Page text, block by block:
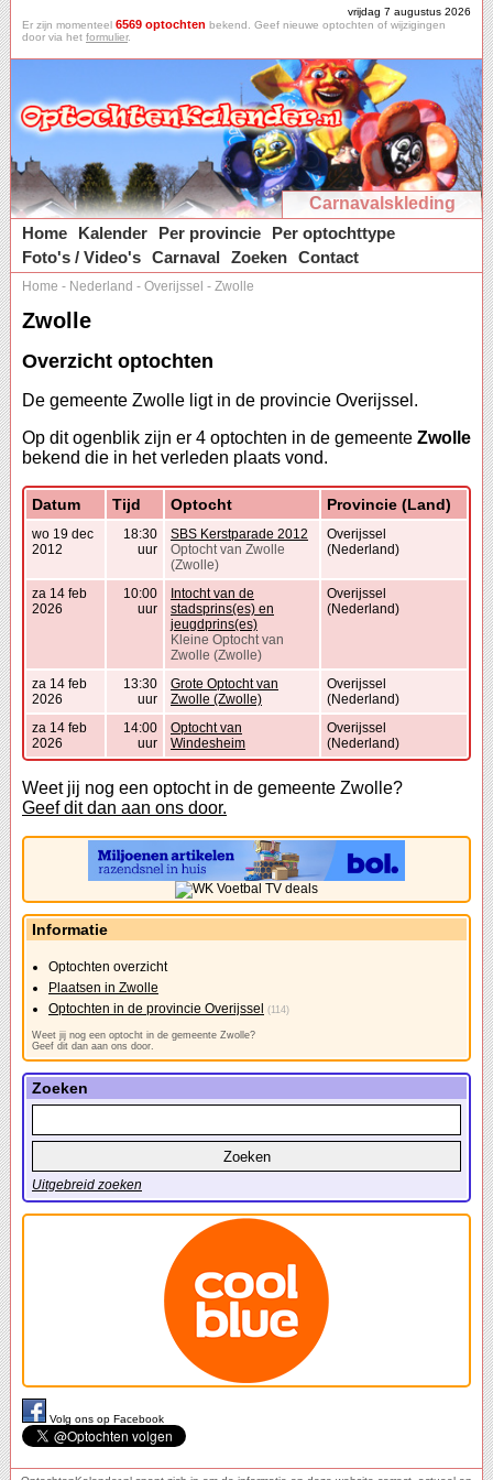
vrijdag 7 augustus 2026
Er zijn momenteel 6569 optochten bekend. Geef nieuwe optochten of wijzigingen
door via het formulier.
Carnavalskleding
Home
Kalender Per provincie
Per optochttype
Foto's / Video's Carnaval Zoeken Contact
Home - Nederland - Overijssel - Zwolle
Zwolle
Overzicht optochten
De gemeente Zwolle ligt in de provincie Overijssel.
Op dit ogenblik zijn er 4 optochten in de gemeente Zwolle
bekend die in het verleden plaats vond.
Datum Tijd Optocht Provincie (Land)
wo 19 dec
2012
18:30
uur
SBS Kerstparade 2012
Optocht van Zwolle
(Zwolle)
Overijssel
(Nederland)
za 14 feb
2026
10:00
uur
Intocht van de
stadsprins(es) en
jeugdprins(es)
Kleine Optocht van
Zwolle (Zwolle)
Overijssel
(Nederland)
za 14 feb
2026
13:30
uur
Grote Optocht van
Zwolle (Zwolle)
Overijssel
(Nederland)
za 14 feb
2026
14:00
uur
Optocht van
Windesheim
Overijssel
(Nederland)
Weet jij nog een optocht in de gemeente Zwolle?
Geef dit dan aan ons door.
Informatie
Optochten overzicht
Plaatsen in Zwolle
Optochten in de provincie Overijssel
(114)
Weet jij nog een optocht in de gemeente Zwolle?
Geef dit dan aan ons door.
Zoeken
Uitgebreid zoeken
Volg ons op Facebook